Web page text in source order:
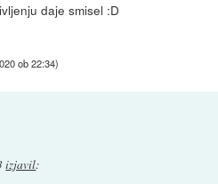
daje smisel :D
ob 22:34)
izjavil: